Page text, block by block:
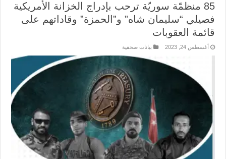
85 منظمّة سوريّة ترحب بإدراج الخزانة الأمريكية
فصيلي “سليمان شاه” و”الحمزة” وقاداتهم على
قائمة العقوبات
أغسطس 24, 2023 بيانات صحفية